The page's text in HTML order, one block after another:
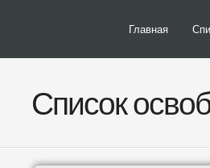
Главная
Список